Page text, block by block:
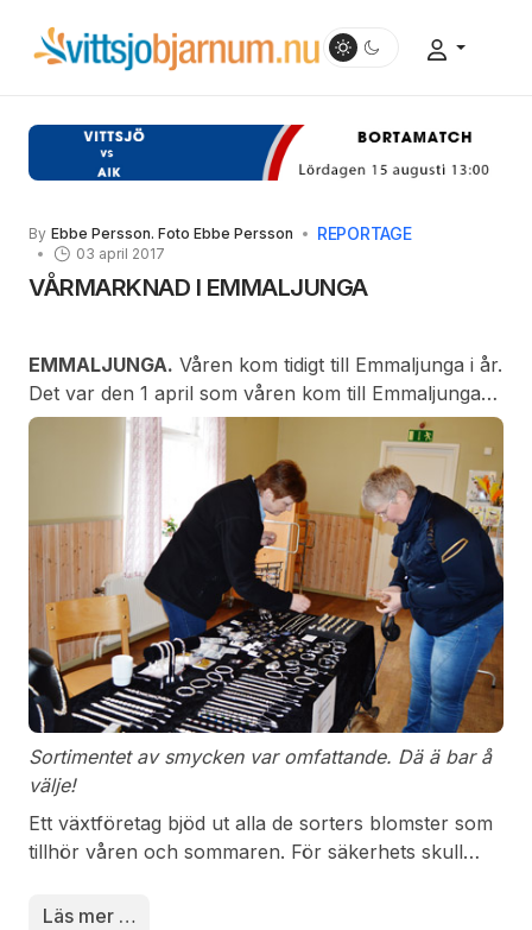
By Ebbe Persson. Foto Ebbe Persson REPORTAGE
03 april 2017
VÅRMARKNAD I EMMALJUNGA
EMMALJUNGA. Våren kom tidigt till Emmaljunga i år.
Det var den 1 april som våren kom till Emmaljunga
folkets hus. Föreningen Emmaljunga folkets hus
arrangerade vårmarknad och redan vid infarten
fanns meddelandet om något extra i den anrika
Sortimentet av smycken var omfattande. Dä ä bar å
välje!
Ett växtföretag bjöd ut alla de sorters blomster som
tillhör våren och sommaren. För säkerhets skull
informerade om brandrisk hemma och i naturen.
Läs mer …